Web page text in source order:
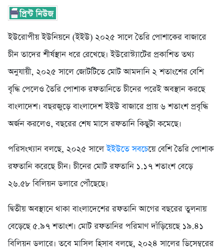
ইউরোপীয় ইউনিয়নে (ইইউ) ২০২৫ সালে তৈরি পোশাকের বাজারে
চীন তাদের শীর্ষস্থান ধরে রেখেছে। ইউরোস্ট্যাটের প্রকাশিত তথ্য
অনুযায়ী, ২০২৫ সালে জোটটিতে মোট আমদানি ২ শতাংশের বেশি
বৃদ্ধি পেলেও তৈরি পোশাক রফতানিতে চীনের পরেই অবস্থান করছে
বাংলাদেশ। বছরজুড়ে বাংলাদেশ ইইউ বাজারে প্রায় ৬ শতাংশ প্রবৃদ্ধি
অর্জন করলেও, বছরের শেষ মাসে রফতানি কিছুটা কমেছে।
পরিসংখ্যান বলছে, ২০২৫ সালেইইউতে সবচেয়ে বেশি তৈরি পোশাক
রফতানি করেছে চীন। চীনের মোট রফতানি ১.১৭ শতাংশ বেড়ে
২৬.৫৮ বিলিয়ন ডলারে পৌঁছেছে।
দ্বিতীয় অবস্থানে থাকা বাংলাদেশের রফতানি আগের বছরের তুলনায়
বেড়েছে ৫.৯৭ শতাংশ। মোট রফতানির পরিমাণ দাঁড়িয়েছে ১৯.৪১
বিলিয়ন ডলারে। তবে মাসিল হিসাব বলছে, ২০২৪ সালের ডিসেম্বরের